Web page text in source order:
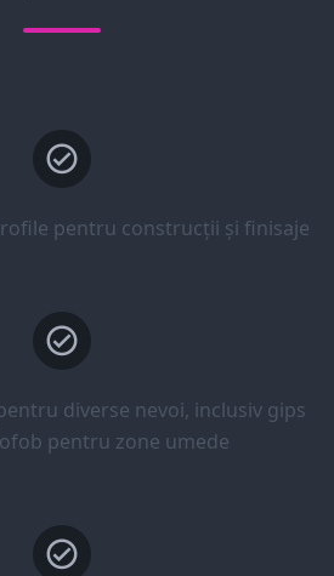
pentru construcții și finisaje
diverse nevoi, inclusiv gips
pentru zone umede